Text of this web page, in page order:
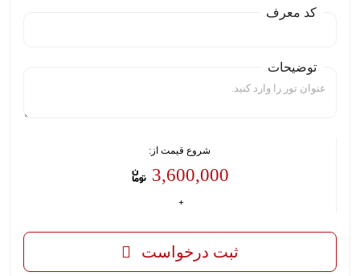
کد معرف
توضیحات
شروع قیمت از:
3,600,000
ثبت درخواست